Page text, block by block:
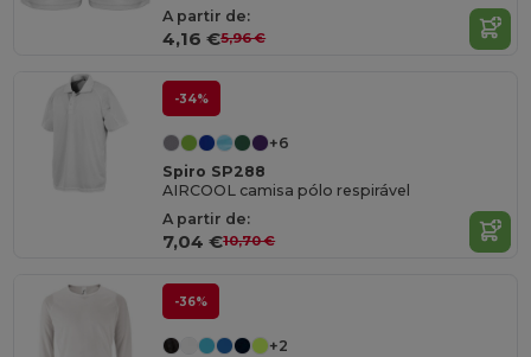
A partir de:
4,16 €5,96 €
-34%
+6
Spiro SP288
AIRCOOL camisa pólo respirável
A partir de:
7,04 €10,70 €
-36%
+2